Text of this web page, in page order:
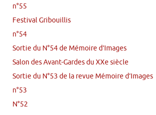
n°55
Festival Gribouillis
n°54
Sortie du N°54 de Mémoire d’Images
Salon des Avant-Gardes du XXe siècle
Sortie du N°53 de la revue Mémoire d’Images
n°53
N°52